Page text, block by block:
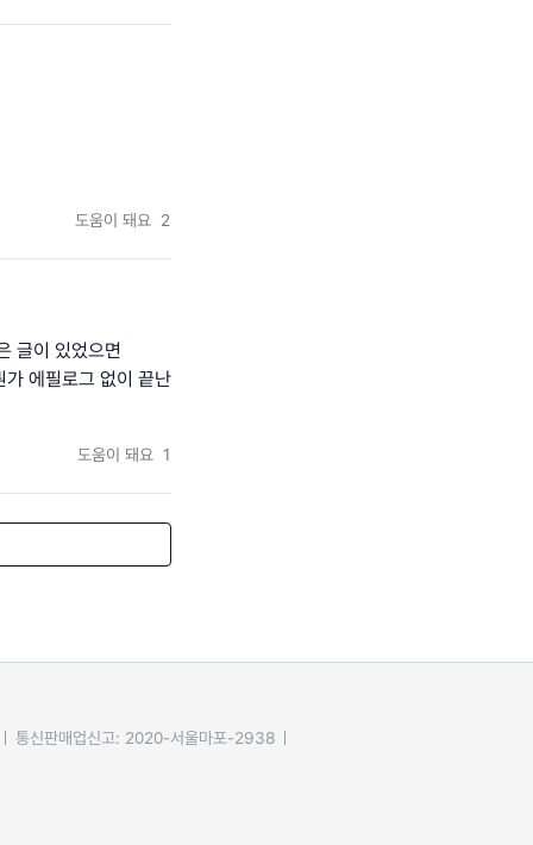
도움이 돼요 2
글이 있었으면
에필로그 없이 끝난
도움이 돼요 1
통신판매업신고: 2020-서울마포-2938